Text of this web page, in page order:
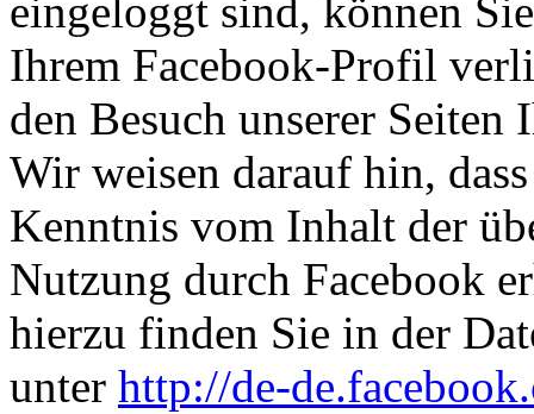
eingeloggt sind, können
Ihrem Facebook-Profil
den Besuch unserer
Wir weisen darauf hin,
Kenntnis vom Inhalt der
Nutzung durch Facebook
hierzu finden Sie in der
unter http://de-